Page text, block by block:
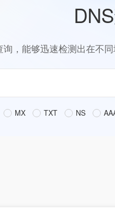
询，能够迅速检测出在不
MX TXT NS